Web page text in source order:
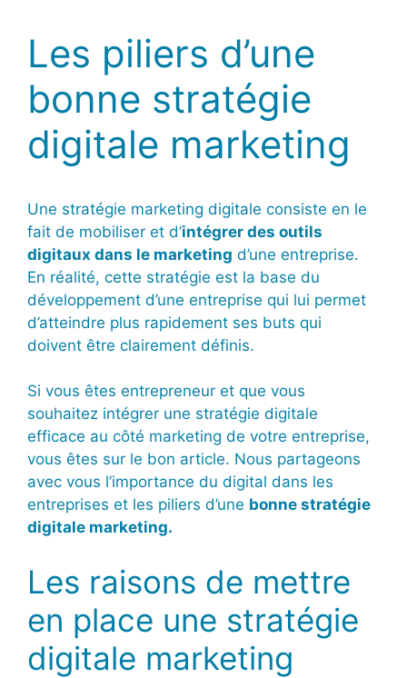
Les piliers d’une
bonne stratégie
digitale marketing
Une stratégie marketing digitale consiste en le
fait de mobiliser et d’intégrer des outils
digitaux dans le marketing d’une entreprise.
En réalité, cette stratégie est la base du
développement d’une entreprise qui lui permet
d’atteindre plus rapidement ses buts qui
doivent être clairement définis.
Si vous êtes entrepreneur et que vous
souhaitez intégrer une stratégie digitale
efficace au côté marketing de votre entreprise,
vous êtes sur le bon article. Nous partageons
avec vous l’importance du digital dans les
entreprises et les piliers d’une bonne stratégie
digitale marketing.
Les raisons de mettre
en place une stratégie
digitale marketing